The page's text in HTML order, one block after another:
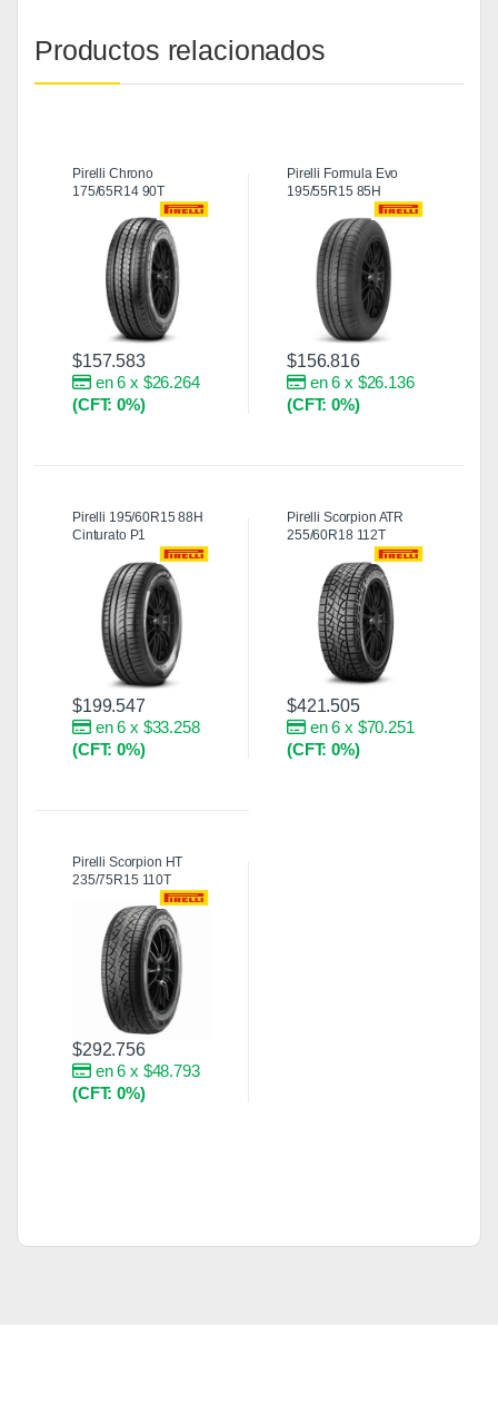
Productos relacionados
Pirelli Chrono
175/65R14 90T
$157.583
en 6 x $26.264
(CFT: 0%)
Pirelli Formula Evo
195/55R15 85H
$156.816
en 6 x $26.136
(CFT: 0%)
Pirelli 195/60R15 88H
Cinturato P1
$199.547
en 6 x $33.258
(CFT: 0%)
Pirelli Scorpion ATR
255/60R18 112T
$421.505
en 6 x $70.251
(CFT: 0%)
Pirelli Scorpion HT
235/75R15 110T
$292.756
en 6 x $48.793
(CFT: 0%)